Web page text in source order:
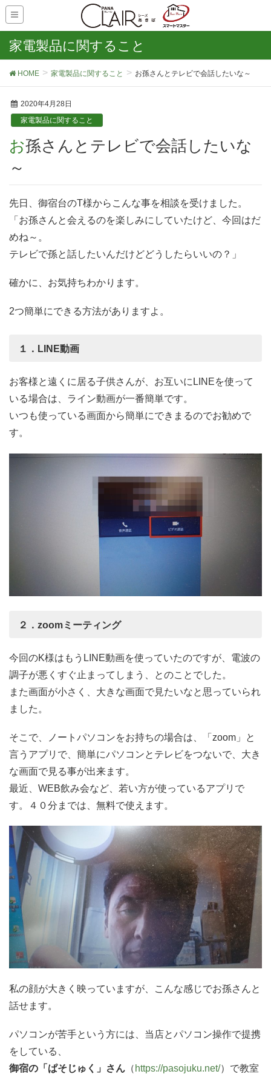
家電製品に関すること
HOME 家電製品に関すること お孫さんとテレビで会話したいな～
2020年4月28日
家電製品に関すること
お孫さんとテレビで会話したいな
～
先日、御宿台のT様からこんな事を相談を受けました。
「お孫さんと会えるのを楽しみにしていたけど、今回はだ
めね～。
テレビで孫と話したいんだけどどうしたらいいの？」
確かに、お気持ちわかります。
2つ簡単にできる方法がありますよ。
１．LINE動画
お客様と遠くに居る子供さんが、お互いにLINEを使って
いる場合は、ライン動画が一番簡単です。
いつも使っている画面から簡単にできまるのでお勧めで
す。
２．zoomミーティング
今回のK様はもうLINE動画を使っていたのですが、電波の
調子が悪くすぐ止まってしまう、とのことでした。
また画面が小さく、大きな画面で見たいなと思っていられ
ました。
そこで、ノートパソコンをお持ちの場合は、「zoom」と
言うアプリで、簡単にパソコンとテレビをつないで、大き
な画面で見る事が出来ます。
最近、WEB飲み会など、若い方が使っているアプリで
す。４０分までは、無料で使えます。
私の顔が大きく映っていますが、こんな感じでお孫さんと
話せます。
パソコンが苦手という方には、当店とパソコン操作で提携
をしている、
御宿の「ぱそじゅく」さん （ https://pasojuku.net/）で教室